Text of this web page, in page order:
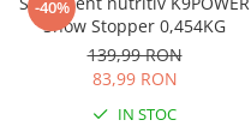
Păsări
Hrană Păsări
Meniuri Păsări
Suplimente Nutritive
-40%
Show Stopper 0,454KG
139,99 RON
83,99 RON
IN STOC